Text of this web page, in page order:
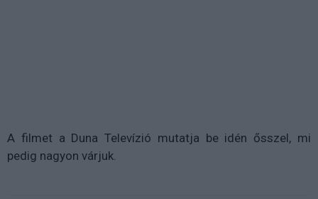
A filmet a Duna Televízió mutatja be idén ősszel, mi
pedig nagyon várjuk.